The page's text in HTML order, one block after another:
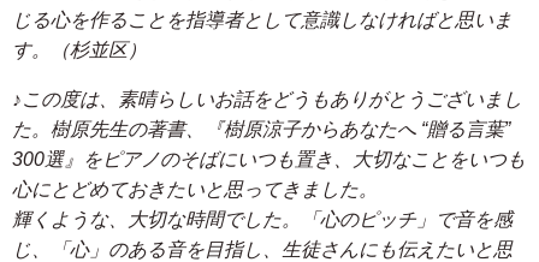
じる心を作ることを指導者として意識しなければと思いま
す。（杉並区）
♪この度は、素晴らしいお話をどうもありがとうございまし
た。樹原先生の著書、『樹原涼子からあなたへ “贈る言葉”
300選』をピアノのそばにいつも置き、大切なことをいつも
心にとどめておきたいと思ってきました。
輝くような、大切な時間でした。「心のピッチ」で音を感
じ、「心」のある音を目指し、生徒さんにも伝えたいと思